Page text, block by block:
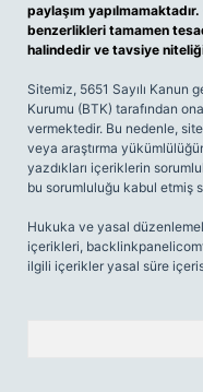
paylaşım
benzerlikleri tamamen
halindedir ve tavsiye
Sitemiz, 5651 Sayılı Kanun
Kurumu (BTK) tarafından
vermektedir. Bu nedenle,
veya araştırma
yazdıkları içeriklerin
bu sorumluluğu kabul etmiş
Hukuka ve yasal
içerikleri,
ilgili içerikler yasal süre